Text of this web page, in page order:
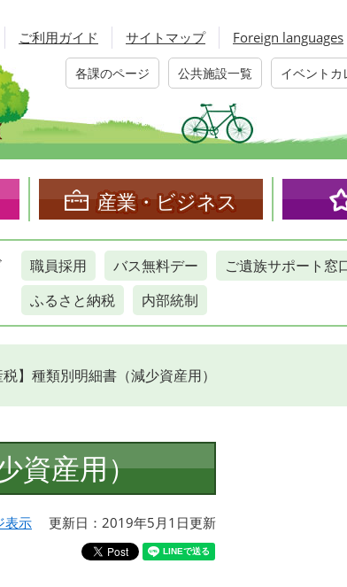
ご利用ガイド サイトマップ Foreign languages
各課のページ 公共施設一覧 イベントカ
産業・ビジネス
職員採用 バス無料デー
ご遺族サポート窓
ふるさと納税
内部統制
税】種類別明細書（減少資産用）
資産用）
表示 更新日：2019年5月1日更新